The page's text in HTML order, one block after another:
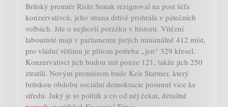
Britský premiér Rishi Sunak rezignoval na post šéfa
konzervativců, jeho strana drtivě prohrála v pátečních
volbách. Jde o nejhorší porážku v historii. Vítězní
labouristé mají v parlamentu jistých minimálně 412 míst,
pro vládní většinu je přitom potřeba „jen“ 329 křesel.
Konzervativci jich budou mít pouze 121, takže jich 250
ztratili. Novým premiérem bude Keir Starmer, který
britskou obdobu sociální demokracie posunul více ke
středu. Jaký je to politik a co od něj čekat, detailně